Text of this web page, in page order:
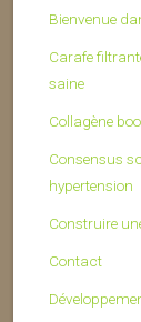
Bienvenue
Carafe
saine
Collagène
Consensus
hypertension
Construire
Contact